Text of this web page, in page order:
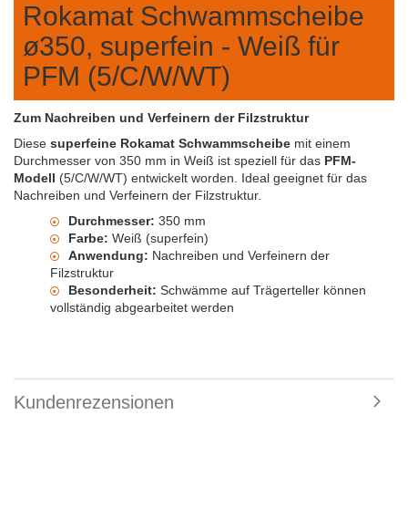
Rokamat Schwammscheibe
ø350, superfein - Weiß für
PFM (5/C/W/WT)
Zum Nachreiben und Verfeinern der Filzstruktur
Diese superfeine Rokamat Schwammscheibe mit einem
Durchmesser von 350 mm in Weiß ist speziell für das PFM-
Modell (5/C/W/WT) entwickelt worden. Ideal geeignet für das
Nachreiben und Verfeinern der Filzstruktur.
Durchmesser: 350 mm
Farbe: Weiß (superfein)
Anwendung: Nachreiben und Verfeinern der
Filzstruktur
Besonderheit: Schwämme auf Trägerteller können
vollständig abgearbeitet werden
Kundenrezensionen